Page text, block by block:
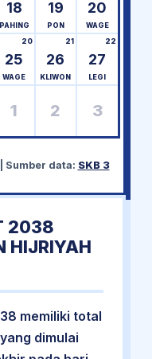
18
PAHING
19
PON
20
WAGE
25
20
WAGE
26
21
KLIWON
27
22
LEGI
1 2 3
| Sumber data: SKB 3
2038
HIJRIYAH
memiliki total
dimulai